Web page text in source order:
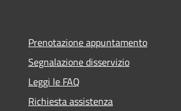
Prenotazione appuntamento
Segnalazione disservizio
Leggi le FAQ
Richiesta assistenza